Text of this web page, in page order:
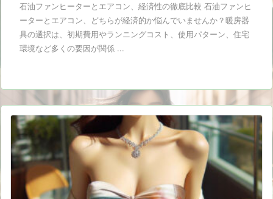
石油ファンヒーターとエアコン、経済性の徹底比較 石油ファンヒ
ーターとエアコン、どちらが経済的か悩んでいませんか？暖房器
具の選択は、初期費用やランニングコスト、使用パターン、住宅
環境など多くの要因が関係 ...